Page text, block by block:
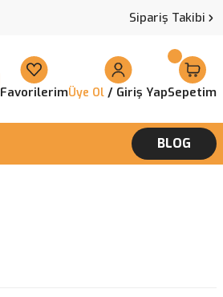
Sipariş Takibi
FavorilerimÜye Ol / Giriş YapSepetim
BLOG